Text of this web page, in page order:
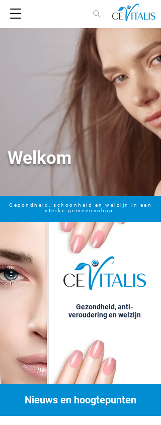
Welkom
Gezondheid, schoonheid en welzijn in een
sterke gemeenschap.
Gezondheid, anti-
veroudering en welzijn
Nieuws en hoogtepunten